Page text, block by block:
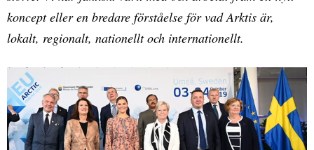
koncept eller en bredare förståelse för vad Arktis är,
lokalt, regionalt, nationellt och internationellt.